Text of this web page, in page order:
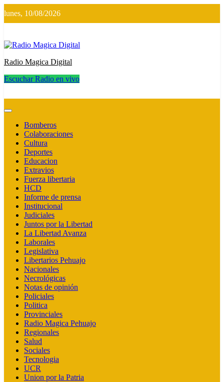
al
contenido
lunes, 10/08/2026
Radio Magica Digital
Escuchar Radio en vivo
Bomberos
Colaboraciones
Cultura
Deportes
Educacion
Extravios
Fuerza libertaria
HCD
Informe de prensa
Institucional
Judiciales
Juntos por la Libertad
La Libertad Avanza
Laborales
Legislativa
Libertarios Pehuajo
Nacionales
Necrológicas
Notas de opinión
Policiales
Politica
Provinciales
Radio Magica Pehuajo
Regionales
Salud
Sociales
Tecnologia
UCR
Union por la Patria